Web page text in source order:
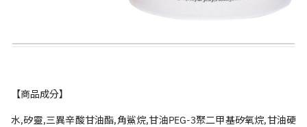
【商品成分】
水,矽靈,三異辛酸甘油酯,角鯊烷,甘油PEG-3聚二甲基矽氧烷,甘油硬